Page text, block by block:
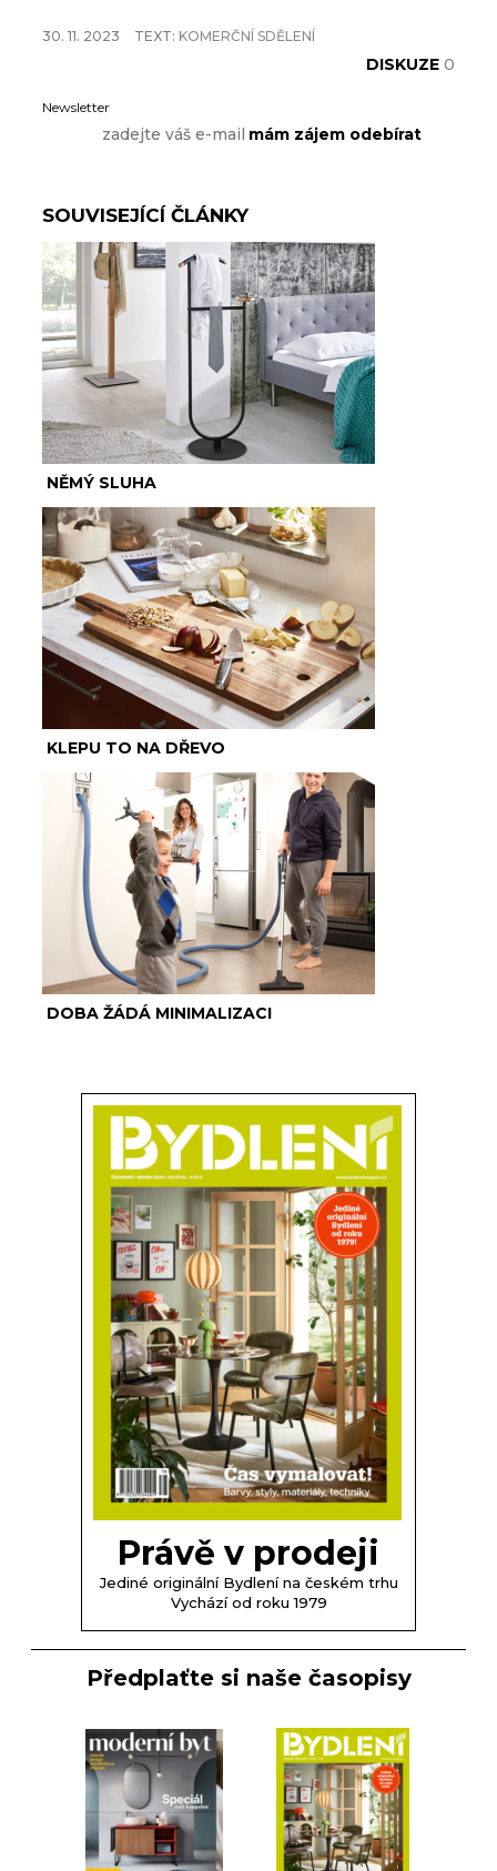
30. 11. 2023 TEXT: KOMERČNÍ SDĚLENÍ
DISKUZE 0
Newsletter
SOUVISEJÍCÍ ČLÁNKY
NĚMÝ SLUHA
KLEPU TO NA DŘEVO
DOBA ŽÁDÁ MINIMALIZACI
Právě v prodeji
Jediné originální Bydlení na českém trhu
Vychází od roku 1979
Předplaťte si naše časopisy